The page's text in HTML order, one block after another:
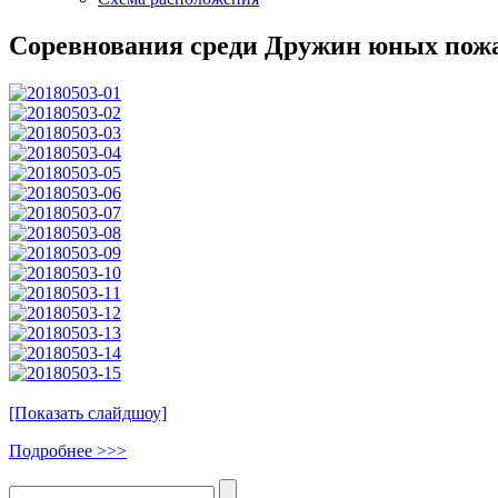
Соревнования среди Дружин юных
[Показать слайдшоу]
Подробнее >>>